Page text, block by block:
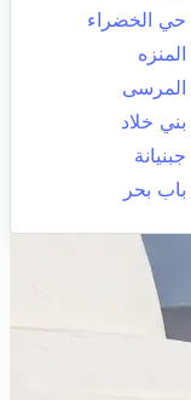
حي الخضراء
المنزه
المرسى
بني خلاد
جبنيانة
باب بحر